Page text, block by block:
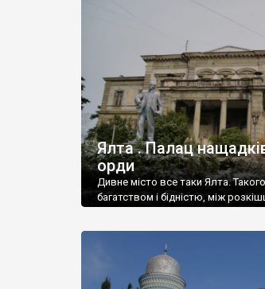
Ялта . Палац
орди
Дивне місто все таки Ялта.
багатством і бідністю, між